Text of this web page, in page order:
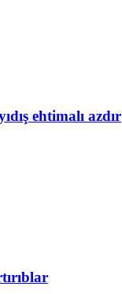
ehtimalı azdır